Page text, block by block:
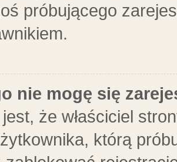
próbującego
nie mogę się
że właściciel
którą